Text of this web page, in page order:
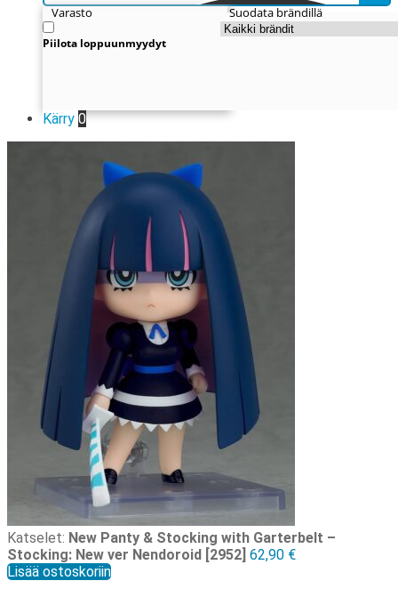
Varasto
Piilota loppuunmyydyt
Suodata brändillä
Kärry 0
Katselet: New Panty & Stocking with Garterbelt –
Stocking: New ver Nendoroid [2952] 62,90 €
Lisää ostoskoriin